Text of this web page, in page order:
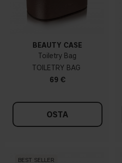
BEAUTY CASE
Toiletry Bag
TOILETRY BAG
69 €
OSTA
BEST SELLER